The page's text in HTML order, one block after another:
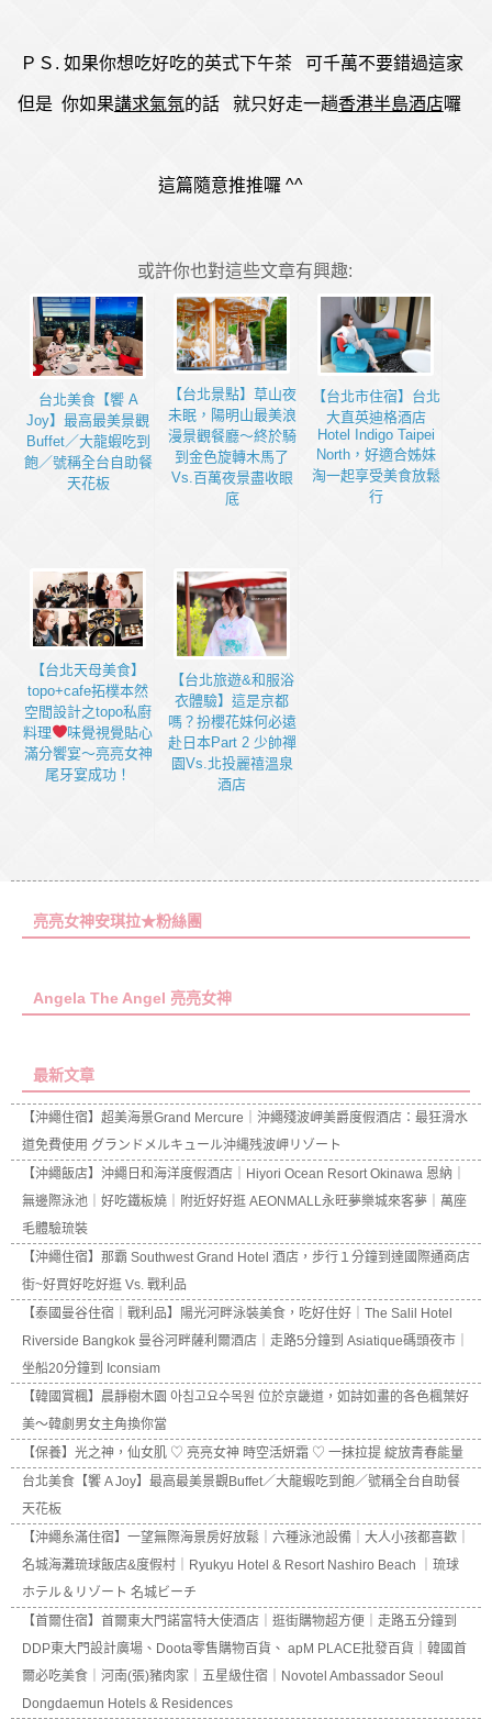
ＰＳ. 如果你想吃好吃的英式下午茶 可千萬不要錯過這家
但是 你如果講求氣氛的話 就只好走一趟香港半島酒店囉
這篇隨意推推囉 ^^
或許你也對這些文章有興趣:
台北美食【饗 A
Joy】最高最美景觀
Buffet／大龍蝦吃到
飽／號稱全台自助餐
天花板
【台北景點】草山夜
未眠，陽明山最美浪
漫景觀餐廳～終於騎
到金色旋轉木馬了
Vs.百萬夜景盡收眼
底
【台北市住宿】台北
大直英迪格酒店
Hotel Indigo Taipei
North，好適合姊妹
淘一起享受美食放鬆
行
【台北天母美食】
topo+cafe拓樸本然
空間設計之topo私廚
料理
味覺視覺貼心
滿分饗宴～亮亮女神
尾牙宴成功！
【台北旅遊&和服浴
衣體驗】這是京都
嗎？扮櫻花妹何必遠
赴日本Part 2 少帥禪
園Vs.北投麗禧溫泉
酒店
亮亮女神安琪拉★粉絲團
Angela The Angel 亮亮女神
最新文章
【沖繩住宿】超美海景Grand Mercure｜沖繩殘波岬美爵度假酒店：最狂滑水
道免費使用 グランドメルキュール沖縄残波岬リゾート
【沖繩飯店】沖繩日和海洋度假酒店｜Hiyori Ocean Resort Okinawa 恩納｜
無邊際泳池｜好吃鐵板燒｜附近好好逛 AEONMALL永旺夢樂城來客夢｜萬座
毛體驗琉裝
【沖繩住宿】那霸 Southwest Grand Hotel 酒店，步行１分鐘到達國際通商店
街~好買好吃好逛 Vs. 戰利品
【泰國曼谷住宿｜戰利品】陽光河畔泳裝美食，吃好住好｜The Salil Hotel
Riverside Bangkok 曼谷河畔薩利爾酒店｜走路5分鐘到 Asiatique碼頭夜市｜
坐船20分鐘到 Iconsiam
【韓國賞楓】晨靜樹木園 아침고요수목원 位於京畿道，如詩如畫的各色楓葉好
美～韓劇男女主角換你當
【保養】光之神，仙女肌 ♡ 亮亮女神 時空活妍霜 ♡ 一抹拉提 綻放青春能量
台北美食【饗 A Joy】最高最美景觀Buffet／大龍蝦吃到飽／號稱全台自助餐
天花板
【沖繩糸滿住宿】一望無際海景房好放鬆｜六種泳池設備｜大人小孩都喜歡｜
名城海灘琉球飯店&度假村｜Ryukyu Hotel & Resort Nashiro Beach ｜琉球
ホテル＆リゾート 名城ビーチ
【首爾住宿】首爾東大門諾富特大使酒店｜逛街購物超方便｜走路五分鐘到
DDP東大門設計廣場、Doota零售購物百貨、 apM PLACE批發百貨｜韓國首
爾必吃美食｜河南(張)豬肉家｜五星級住宿｜Novotel Ambassador Seoul
Dongdaemun Hotels & Residences